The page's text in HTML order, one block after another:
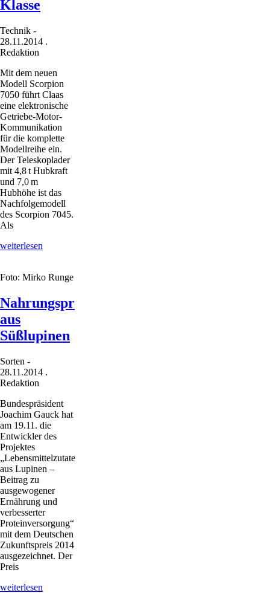
Klasse
Technik -
28.11.2014 .
Redaktion
Mit dem neuen
Modell Scorpion
7050 führt Claas
eine elektronische
Getriebe-Motor-
Kommunikation
für die komplette
Modellreihe ein.
Der Teleskoplader
mit 4,8 t Hubkraft
und 7,0 m
Hubhöhe ist das
Nachfolgemodell
des Scorpion 7045.
Als
weiterlesen
der
t-
Klasse
Foto: Mirko Runge
Nahrungsproteine
aus
Süßlupinen
Sorten -
28.11.2014 .
Redaktion
Bundespräsident
Joachim Gauck hat
am 19.11. die
Entwickler des
Projektes
„Lebensmittelzutaten
aus Lupinen –
Beitrag zu
ausgewogener
Ernährung und
verbesserter
Proteinversorgung“
mit dem Deutschen
Zukunftspreis 2014
ausgezeichnet. Der
Preis
weiterlesen